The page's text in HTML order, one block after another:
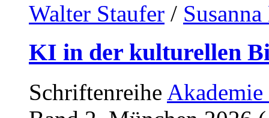
Walter Staufer /
KI in der kulturellen
Schriftenreihe